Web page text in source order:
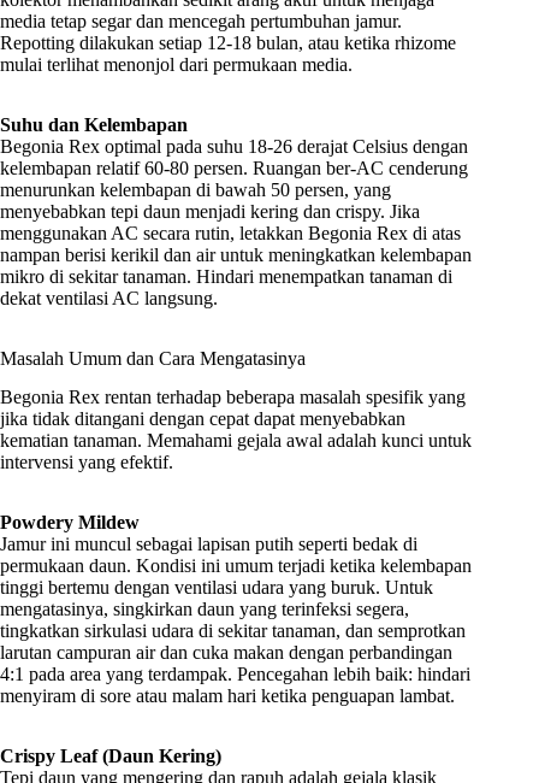
media tetap segar dan mencegah pertumbuhan jamur.
Repotting dilakukan setiap 12-18 bulan, atau ketika rhizome
mulai terlihat menonjol dari permukaan media.
Suhu dan Kelembapan
Begonia Rex optimal pada suhu 18-26 derajat Celsius dengan
kelembapan relatif 60-80 persen. Ruangan ber-AC cenderung
menurunkan kelembapan di bawah 50 persen, yang
menyebabkan tepi daun menjadi kering dan crispy. Jika
menggunakan AC secara rutin, letakkan Begonia Rex di atas
nampan berisi kerikil dan air untuk meningkatkan kelembapan
mikro di sekitar tanaman. Hindari menempatkan tanaman di
dekat ventilasi AC langsung.
Masalah Umum dan Cara Mengatasinya
Begonia Rex rentan terhadap beberapa masalah spesifik yang
jika tidak ditangani dengan cepat dapat menyebabkan
kematian tanaman. Memahami gejala awal adalah kunci untuk
intervensi yang efektif.
Powdery Mildew
Jamur ini muncul sebagai lapisan putih seperti bedak di
permukaan daun. Kondisi ini umum terjadi ketika kelembapan
tinggi bertemu dengan ventilasi udara yang buruk. Untuk
mengatasinya, singkirkan daun yang terinfeksi segera,
tingkatkan sirkulasi udara di sekitar tanaman, dan semprotkan
larutan campuran air dan cuka makan dengan perbandingan
4:1 pada area yang terdampak. Pencegahan lebih baik: hindari
menyiram di sore atau malam hari ketika penguapan lambat.
Crispy Leaf (Daun Kering)
Tepi daun yang mengering dan rapuh adalah gejala klasik